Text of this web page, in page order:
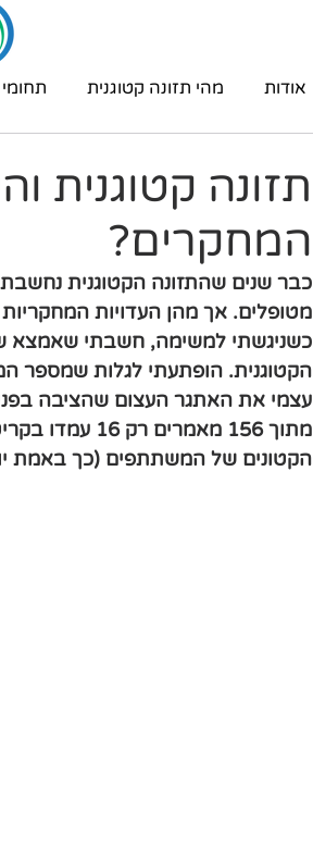
אודות מהי תזונה קטוגנית
תזונה קטוגנית
המחקרים?
כבר שנים שהתזונה הקטוגנית
מטופלים. אך מהן העדויות
כשניגשתי למשימה, חשבתי שאמצא
הקטוגנית. הופתעתי לגלות שמספר
עצמי את האתגר העצום שהציבה
מתוך 156
הקטונים של המשתתפים (כך באמת